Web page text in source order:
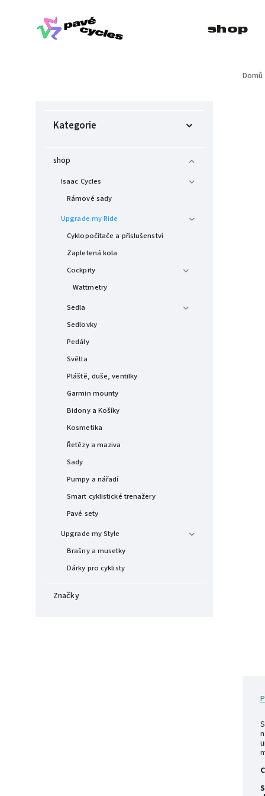
shop
Domů
Kategorie
shop
Isaac Cycles
Rámové sady
Upgrade my Ride
Cyklopočítače a příslušenství
Zapletená kola
Cockpity
Wattmetry
Sedla
Sedlovky
Pedály
Světla
Pláště, duše, ventilky
Garmin mounty
Bidony a Košíky
Kosmetika
Řetězy a maziva
Sady
Pumpy a nářadí
Smart cyklistické trenažery
Pavé sety
Upgrade my Style
Brašny a musetky
Dárky pro cyklisty
Značky